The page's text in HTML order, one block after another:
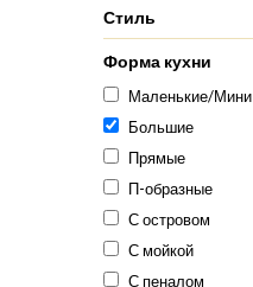
Стиль
Форма кухни
Маленькие/Мини
Большие
Прямые
П-образные
С островом
С мойкой
С пеналом